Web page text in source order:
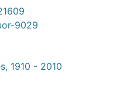
9029
1910 - 2010